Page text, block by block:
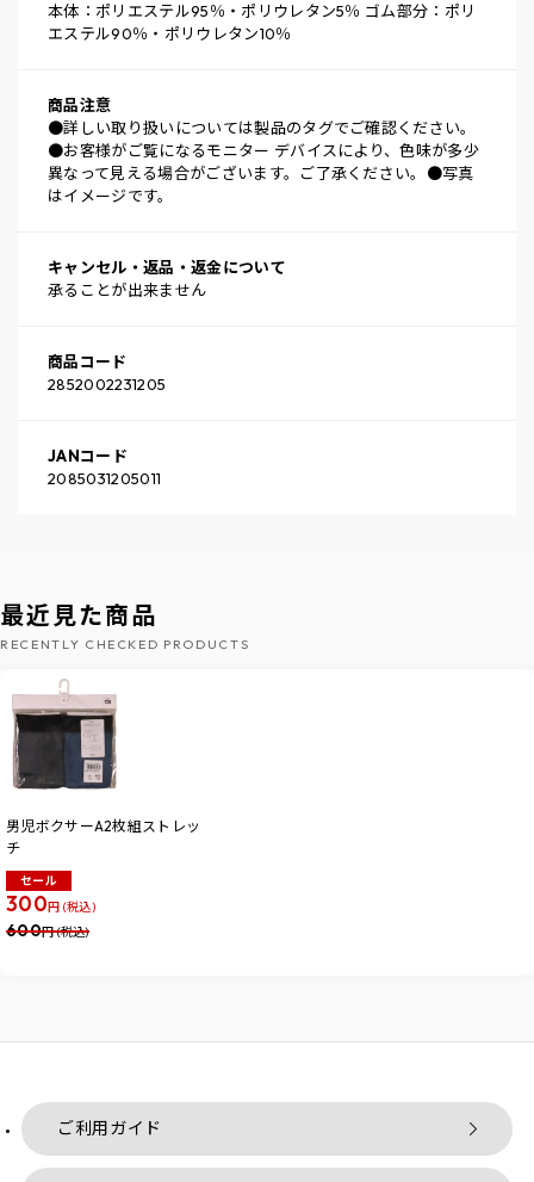
本体：ポリエステル95％・ポリウレタン5％ ゴム部分：ポリ
エステル90％・ポリウレタン10％
商品注意
●詳しい取り扱いについては製品のタグでご確認ください。
●お客様がご覧になるモニター デバイスにより、色味が多少
異なって見える場合がございます。ご了承ください。●写真
はイメージです。
キャンセル・返品・返金について
承ることが出来ません
商品コード
2852002231205
JANコード
2085031205011
最近見た商品
RECENTLY CHECKED PRODUCTS
男児ボクサーA2枚組ストレッ
チ
セール
300円 (税込)
600円 (税込)
ご利用ガイド